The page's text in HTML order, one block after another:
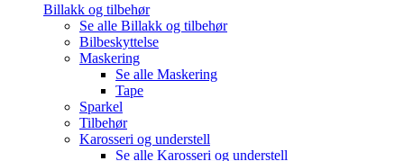
Billakk og tilbehør
Se alle Billakk og tilbehør
Bilbeskyttelse
Maskering
Se alle Maskering
Tape
Sparkel
Tilbehør
Karosseri og understell
Se alle Karosseri og understell